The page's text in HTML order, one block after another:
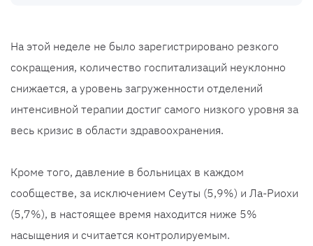
На этой неделе не было зарегистрировано резкого
сокращения, количество госпитализаций неуклонно
снижается, а уровень загруженности отделений
интенсивной терапии достиг самого низкого уровня за
весь кризис в области здравоохранения.
Кроме того, давление в больницах в каждом
сообществе, за исключением Сеуты (5,9%) и Ла-Риохи
(5,7%), в настоящее время находится ниже 5%
насыщения и считается контролируемым.